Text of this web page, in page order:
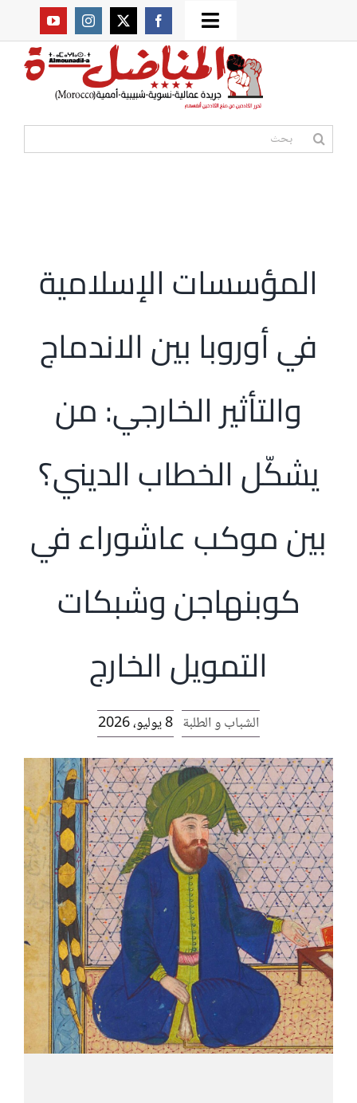
to
Toggle
Navigation
من نحن؟
مقالات
افتتاحية موقع المناضل-ة
البحث
المؤسسات الإسلامية
في أوروبا بين الاندماج
والتأثير الخارجي: من
يشكّل الخطاب الديني؟
بين موكب عاشوراء في
كوبنهاجن وشبكات
التمويل الخارج
الشباب و الطلبة 8 يوليو، 2026